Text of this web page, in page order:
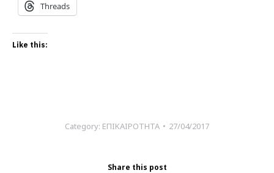
Threads
Like this:
Category: ΕΠΙΚΑΙΡΟΤΗΤΑ 27/04/2017
Share this post